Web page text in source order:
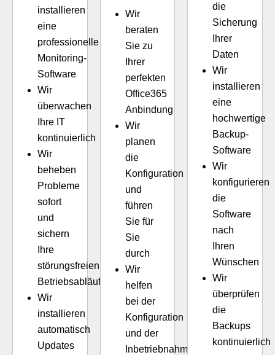
installieren
eine
professionelle
Monitoring-
Software
Wir
überwachen
Ihre IT
kontinuierlich
Wir
beheben
Probleme
sofort
und
sichern
Ihre
störungsfreien
Betriebsabläufe
Wir
installieren
automatisch
Updates
Wir
beraten
Sie zu
Ihrer
perfekten
Office365
Anbindung
Wir
planen
die
Konfiguration
und
führen
Sie für
Sie
durch
Wir
helfen
bei der
Konfiguration
und der
Inbetriebnahme
die
Sicherung
Ihrer
Daten
Wir
installieren
eine
hochwertige
Backup-
Software
Wir
konfigurieren
die
Software
nach
Ihren
Wünschen
Wir
überprüfen
die
Backups
kontinuierlich